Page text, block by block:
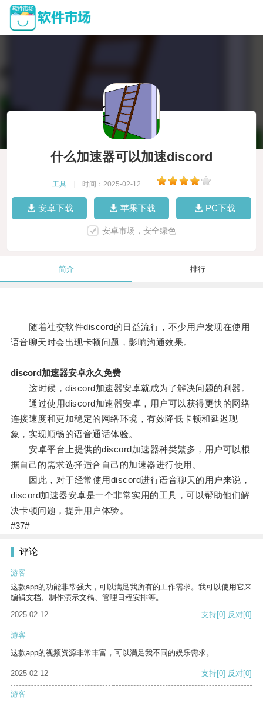
什么加速器可以加速discord
工具 时间：2025-02-12
安卓下载 苹果下载 PC下载
安卓市场，安全绿色
简介 排行
随着社交软件discord的日益流行，不少用户发现在使用
语音聊天时会出现卡顿问题，影响沟通效果。
discord加速器安卓永久免费
这时候，discord加速器安卓就成为了解决问题的利器。
通过使用discord加速器安卓，用户可以获得更快的网络
连接速度和更加稳定的网络环境，有效降低卡顿和延迟现
象，实现顺畅的语音通话体验。
安卓平台上提供的discord加速器种类繁多，用户可以根
据自己的需求选择适合自己的加速器进行使用。
因此，对于经常使用discord进行语音聊天的用户来说，
discord加速器安卓是一个非常实用的工具，可以帮助他们解
决卡顿问题，提升用户体验。
#37#
评论
游客
这款app的功能非常强大，可以满足我所有的工作需求。我可以使用它来
编辑文档、制作演示文稿、管理日程安排等。
2025-02-12
支持[0] 反对[0]
游客
这款app的视频资源非常丰富，可以满足我不同的娱乐需求。
2025-02-12 支持[0] 反对[0]
游客